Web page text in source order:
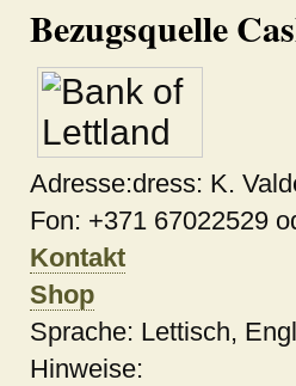
Bezugsquelle
Adresse:dress: K.
Fon: +371 67022529
Kontakt
Shop
Sprache: Lettisch,
Hinweise: